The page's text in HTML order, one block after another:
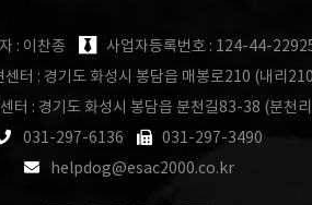
: 이찬종
사업자등록번호 : 124-44-
센터 : 경기도 화성시 봉담읍 매봉로210 (내리
터 : 경기도 화성시 봉담읍 분천길83-38 (분천
031-297-6136
031-297-3490
helpdog@esac2000.co.kr